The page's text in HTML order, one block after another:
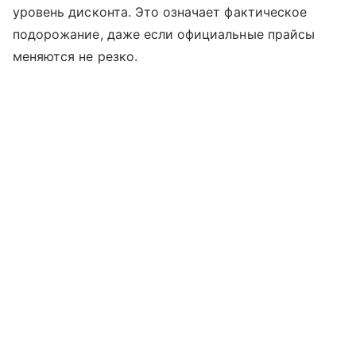
уровень дисконта. Это означает фактическое
подорожание, даже если официальные прайсы
меняются не резко.